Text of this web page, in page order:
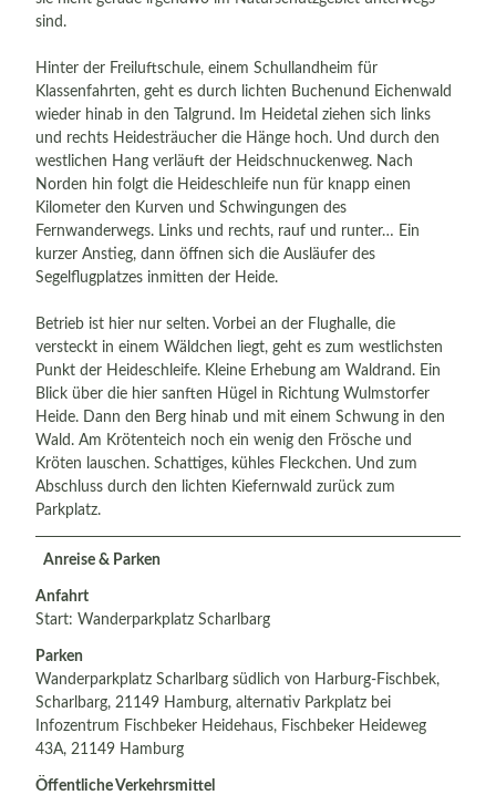
sind.
Hinter der Freiluftschule, einem Schullandheim für
Klassenfahrten, geht es durch lichten Buchenund Eichenwald
wieder hinab in den Talgrund. Im Heidetal ziehen sich links
und rechts Heidesträucher die Hänge hoch. Und durch den
westlichen Hang verläuft der Heidschnuckenweg. Nach
Norden hin folgt die Heideschleife nun für knapp einen
Kilometer den Kurven und Schwingungen des
Fernwanderwegs. Links und rechts, rauf und runter… Ein
kurzer Anstieg, dann öffnen sich die Ausläufer des
Segelflugplatzes inmitten der Heide.
Betrieb ist hier nur selten. Vorbei an der Flughalle, die
versteckt in einem Wäldchen liegt, geht es zum westlichsten
Punkt der Heideschleife. Kleine Erhebung am Waldrand. Ein
Blick über die hier sanften Hügel in Richtung Wulmstorfer
Heide. Dann den Berg hinab und mit einem Schwung in den
Wald. Am Krötenteich noch ein wenig den Frösche und
Kröten lauschen. Schattiges, kühles Fleckchen. Und zum
Abschluss durch den lichten Kiefernwald zurück zum
Parkplatz.
Anreise & Parken
Anfahrt
Start: Wanderparkplatz Scharlbarg
Parken
Wanderparkplatz Scharlbarg südlich von Harburg-Fischbek,
Scharlbarg, 21149 Hamburg, alternativ Parkplatz bei
Infozentrum Fischbeker Heidehaus, Fischbeker Heideweg
43A, 21149 Hamburg
Öffentliche Verkehrsmittel